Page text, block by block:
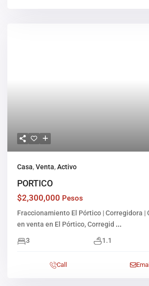
Casa,Venta,Activo
PORTICO
$2,300,000 Pesos
Fraccionamiento El Pórtico | Corregidora |
en venta en El Pórtico, Corregid ...
3 1.1
Call